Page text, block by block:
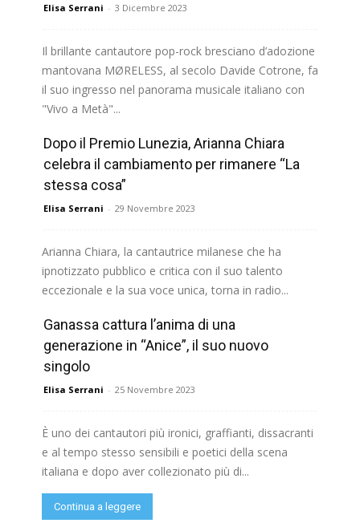
Elisa Serrani - 3 Dicembre 2023
Il brillante cantautore pop-rock bresciano d’adozione
mantovana MØRELESS, al secolo Davide Cotrone, fa
il suo ingresso nel panorama musicale italiano con
"Vivo a Metà"...
Continua a leggere
Dopo il Premio Lunezia, Arianna Chiara
celebra il cambiamento per rimanere “La
stessa cosa”
Elisa Serrani - 29 Novembre 2023
Arianna Chiara, la cantautrice milanese che ha
ipnotizzato pubblico e critica con il suo talento
eccezionale e la sua voce unica, torna in radio...
Continua a leggere
Ganassa cattura l’anima di una
generazione in “Anice”, il suo nuovo
singolo
Elisa Serrani - 25 Novembre 2023
È uno dei cantautori più ironici, graffianti, dissacranti
e al tempo stesso sensibili e poetici della scena
italiana e dopo aver collezionato più di...
Continua a leggere